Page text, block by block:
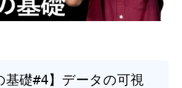
基礎#4】データの可視